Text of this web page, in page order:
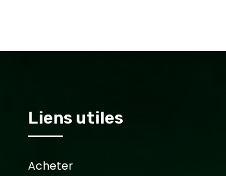
Liens utiles
Acheter